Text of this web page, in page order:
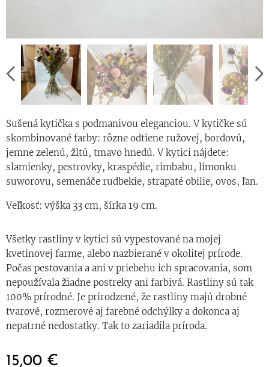
Sušená kytička s podmanivou eleganciou. V kytičke sú
skombinované farby: rôzne odtiene ružovej, bordovú,
jemne zelenú, žltú, tmavo hnedú. V kytici nájdete:
slamienky, pestrovky, kraspédie, rimbabu, limonku
suworovu, semenáče rudbekie, strapaté obilie, ovos, ľan.
Veľkosť: výška 33 cm, šírka 19 cm.
Všetky rastliny v kytici sú vypestované na mojej
kvetinovej farme, alebo nazbierané v okolitej prírode.
Počas pestovania a ani v priebehu ich spracovania, som
nepoužívala žiadne postreky ani farbivá. Rastliny sú tak
100% prírodné. Je prirodzené, že rastliny majú drobné
tvarové, rozmerové aj farebné odchýlky a dokonca aj
nepatrné nedostatky. Tak to zariadila príroda.
15,00 €